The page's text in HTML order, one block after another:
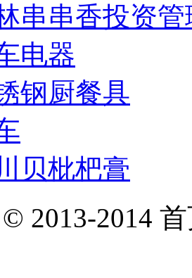
串串香投资管
电器
钢厨餐具
贝枇杷膏
2013-2014